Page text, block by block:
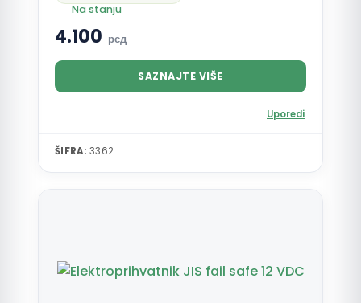
Na stanju
4.100 рсд
SAZNAJTE VIŠE
Uporedi
ŠIFRA: 3362